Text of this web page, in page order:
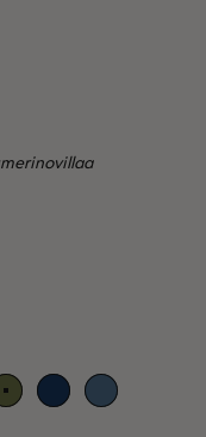
SammalSininen